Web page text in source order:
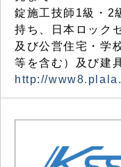
錠施工技師1級・2
持ち、日本ロック
及び公営住宅・学
等を含む）及び建
http://